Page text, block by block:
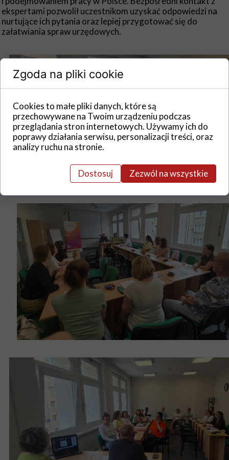
ekspertami pozwolił uczestnikom uzyskać odpowiedzi na
nurtujące ich pytania oraz lepiej przygotować się do
załatwiania spraw urzędowych.
Zgoda na pliki cookie
Cookies to małe pliki danych, które są
przechowywane na Twoim urządzeniu podczas
przeglądania stron internetowych. Używamy ich do
poprawy działania serwisu, personalizacji treści, oraz
analizy ruchu na stronie.
Dostosuj Zezwól na wszystkie